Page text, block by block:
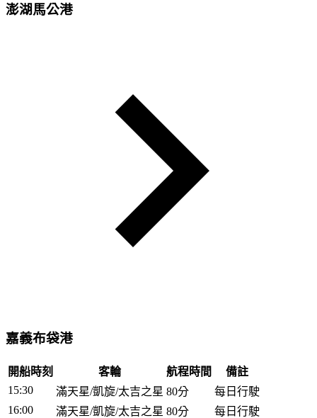
澎湖馬公港
嘉義布袋港
開船時刻 客輪 航程時間
備註
15:30
滿天星/凱旋/太吉之星 80分
每日行駛
16:00
滿天星/凱旋/太吉之星 80分
每日行駛